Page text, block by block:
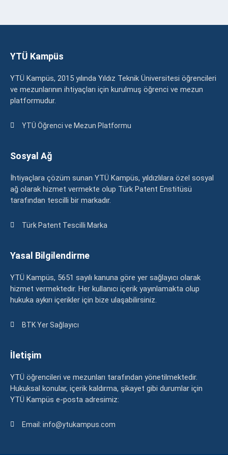
YTÜ Kampüs
YTÜ Kampüs, 2015 yılında Yıldız Teknik Üniversitesi öğrencileri
ve mezunlarının ihtiyaçları için kurulmuş öğrenci ve mezun
platformudur.
YTÜ Öğrenci ve Mezun Platformu
Sosyal Ağ
İhtiyaçlara çözüm sunan YTÜ Kampüs, yıldızlılara özel sosyal
ağ olarak hizmet vermekte olup Türk Patent Enstitüsü
tarafından tescilli bir markadır.
Türk Patent Tescilli Marka
Yasal Bilgilendirme
YTÜ Kampüs, 5651 sayılı kanuna göre yer sağlayıcı olarak
hizmet vermektedir. Her kullanıcı içerik yayınlamakta olup
hukuka aykırı içerikler için bize ulaşabilirsiniz.
BTK Yer Sağlayıcı
İletişim
YTÜ öğrencileri ve mezunları tarafından yönetilmektedir.
Hukuksal konular, içerik kaldırma, şikayet gibi durumlar için
YTÜ Kampüs e-posta adresimiz:
Email: info@ytukampus.com